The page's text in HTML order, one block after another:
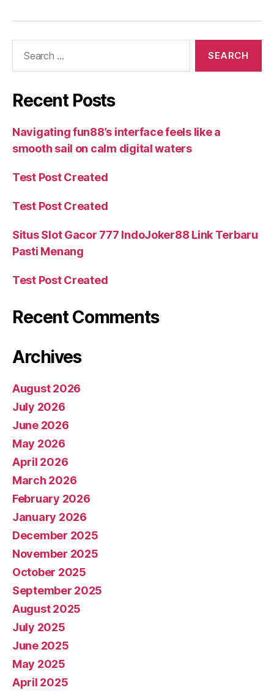
Recent Posts
Navigating fun88’s interface feels like a
smooth sail on calm digital waters
Test Post Created
Test Post Created
Situs Slot Gacor 777 IndoJoker88 Link Terbaru
Pasti Menang
Test Post Created
Recent Comments
Archives
August 2026
July 2026
June 2026
May 2026
April 2026
March 2026
February 2026
January 2026
December 2025
November 2025
October 2025
September 2025
August 2025
July 2025
June 2025
May 2025
April 2025